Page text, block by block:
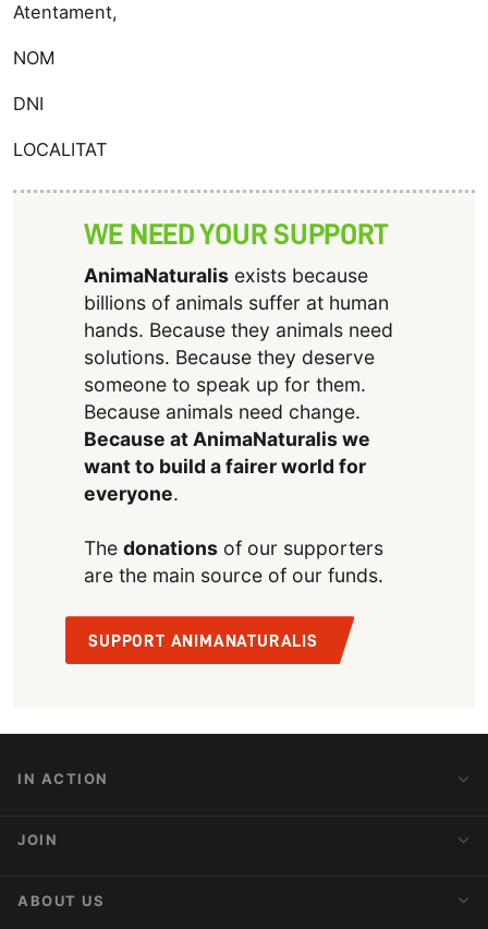
Atentament,
NOM
DNI
LOCALITAT
WE NEED YOUR SUPPORT
AnimaNaturalisexists because
billions of animals suffer at human
hands. Because they animals need
solutions. Because they deserve
someone to speak up for them.
Because animals need change.
Because at AnimaNaturalis we
want to build a fairer world for
everyone.
The donationsof our supporters
are the main source of our funds.
SUPPORT ANIMANATURALIS
IN ACTION
Action Alerts
JOIN
Activist Network
ABOUT US